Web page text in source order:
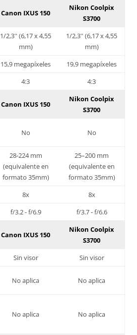
Canon IXUS 150
Nikon Coolpix
S3700
1/2,3'' (6,17 x 4,55
mm)
1/2,3'' (6,17 x 4,55
mm)
15,9 megapíxeles
19,9 megapíxeles
4:3 4:3
Canon IXUS 150
Nikon Coolpix
S3700
No No
28-224 mm
(equivalente en
formato 35mm)
25–200 mm
(equivalente en
formato 35mm)
8x
8x
f/3.2 - f/6.9 f/3.7 - f/6.6
Canon IXUS 150
Nikon Coolpix
S3700
Sin visor
Sin visor
No aplica No aplica
No aplica No aplica